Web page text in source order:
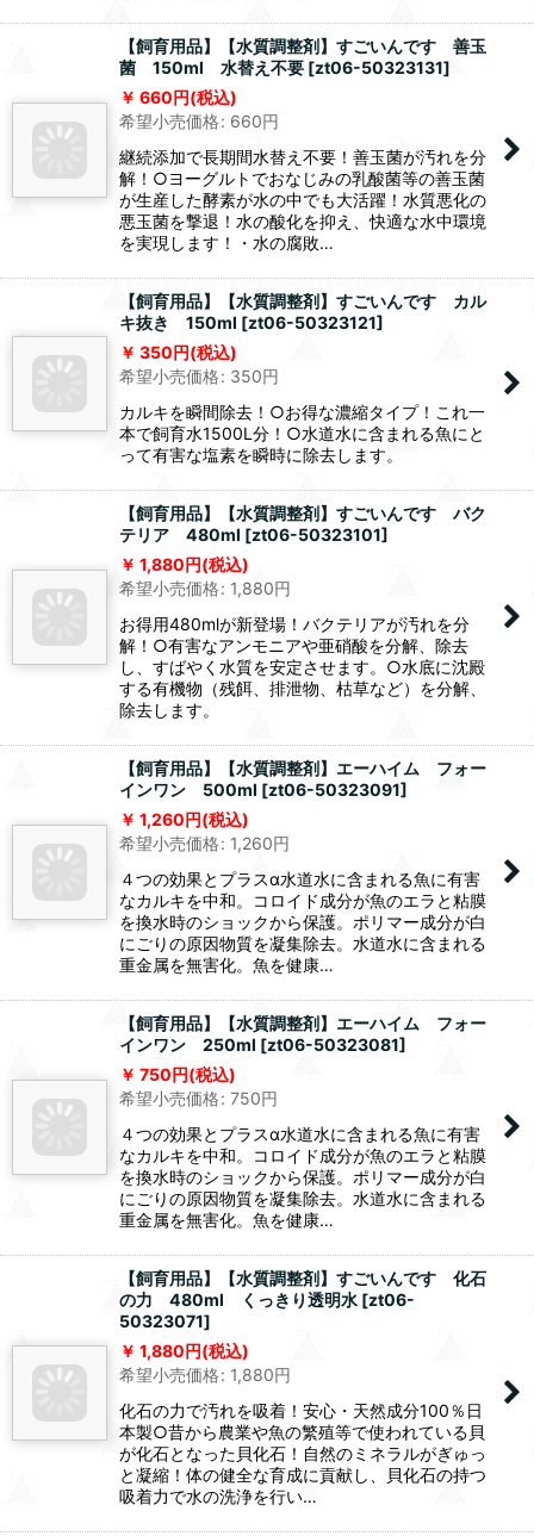
と凝縮！体の健全な育成に貢献し、貝化石の持つ
吸着力で水の洗浄を行い…
【飼育用品】【水質調整剤】すごいんです 善玉
菌 150ml 水替え不要
660円(税込)
希望小売価格: 660円
継続添加で長期間水替え不要！善玉菌が汚れを分
解！○ヨーグルトでおなじみの乳酸菌等の善玉菌
悪玉菌を撃退！水の酸化を抑え、快適な水中環境
を実現します！・水の腐敗…
キ抜き 150ml[zt06-50323121]
350円(税込)
希望小売価格: 350円
カルキを瞬間除去！○お得な濃縮タイプ！これ一
本で飼育水1500L分！○水道水に含まれる魚にと
って有害な塩素を瞬時に除去します。
【飼育用品】【水質調整剤】すごいんです バク
テリア 480ml[zt06-50323101]
1,880円 (税込)
希望小売価格
お得用480mlが新登場！バクテリアが汚れを分
解！○有害なアンモニアや亜硝酸を分解、除去
し、すばやく水質を安定させます。○水底に沈殿
する有機物（残餌、排泄物、枯草など）を分解、
除去します。
【飼育用品】【水質調整剤】エーハイム フォー
インワン 500ml[ zt06-50323091]
1,260円(税込)
希望小売価格: 1,260円
４つの効果とプラスα水道水に含まれる魚に有害
なカルキを中和。コロイド成分が魚のエラと粘膜
を換水時のショックから保護。ポリマー成分が白
にごりの原因物質を凝集除去。水道水に含まれる
重金属を無害化。魚を健康…
【飼育用品】【水質調整剤】エーハイム フォー
インワン 250ml[ zt06-50323081]
750円(税込)
希望小売価格: 750円
４つの効果とプラスα水道水に含まれる魚に有害
なカルキを中和。コロイド成分が魚のエラと粘膜
を換水時のショックから保護。ポリマー成分が白
にごりの原因物質を凝集除去。水道水に含まれる
重金属を無害化。魚を健康…
の力 480ml くっきり透明水[zt06-
50323071]
1,880 円(税込)
希望小売価格: 1,880円
化石の力で汚れを吸着！安心・天然成分100％日